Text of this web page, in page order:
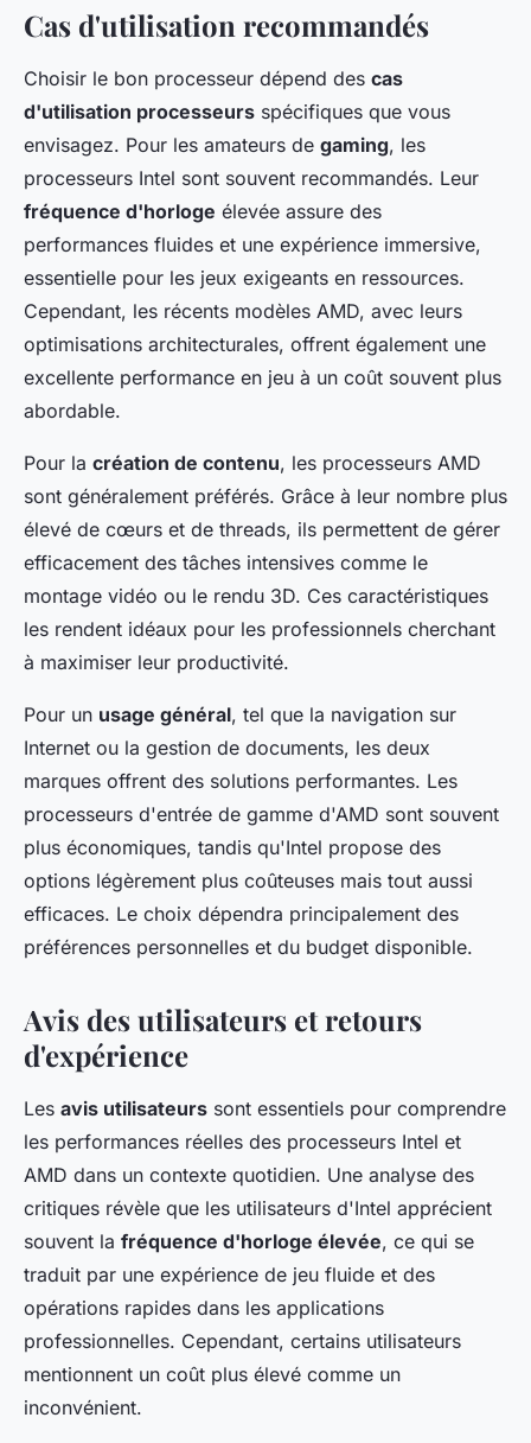
Cas d'utilisation recommandés
Choisir le bon processeur dépend des cas
d'utilisation processeurs spécifiques que vous
envisagez. Pour les amateurs de gaming, les
processeurs Intel sont souvent recommandés. Leur
fréquence d'horloge élevée assure des
performances fluides et une expérience immersive,
essentielle pour les jeux exigeants en ressources.
Cependant, les récents modèles AMD, avec leurs
optimisations architecturales, offrent également une
excellente performance en jeu à un coût souvent plus
abordable.
Pour la création de contenu, les processeurs AMD
sont généralement préférés. Grâce à leur nombre plus
élevé de cœurs et de threads, ils permettent de gérer
efficacement des tâches intensives comme le
montage vidéo ou le rendu 3D. Ces caractéristiques
les rendent idéaux pour les professionnels cherchant
à maximiser leur productivité.
Pour un usage général, tel que la navigation sur
Internet ou la gestion de documents, les deux
marques offrent des solutions performantes. Les
processeurs d'entrée de gamme d'AMD sont souvent
plus économiques, tandis qu'Intel propose des
options légèrement plus coûteuses mais tout aussi
efficaces. Le choix dépendra principalement des
préférences personnelles et du budget disponible.
Avis des utilisateurs et retours
d'expérience
Les avis utilisateurs sont essentiels pour comprendre
les performances réelles des processeurs Intel et
AMD dans un contexte quotidien. Une analyse des
critiques révèle que les utilisateurs d'Intel apprécient
souvent la fréquence d'horloge élevée, ce qui se
traduit par une expérience de jeu fluide et des
opérations rapides dans les applications
professionnelles. Cependant, certains utilisateurs
mentionnent un coût plus élevé comme un
inconvénient.